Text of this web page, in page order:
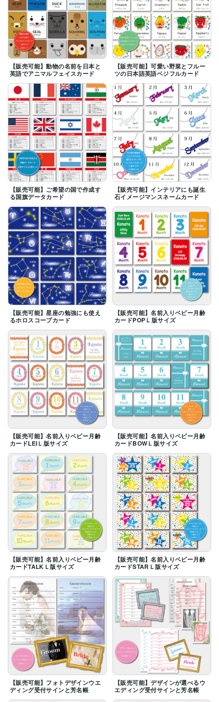
【販売可能】動物の名前を日本と
英語でアニマルフェイスカード
【販売可能】可愛い野菜とフルー
ツの日本語英語ベジフルカード
【販売可能】ご希望の国で作成す
る国旗データカード
【販売可能】インテリアにも誕生
石イメージマンスネームカード
【販売可能】星座の勉強にも使え
るホロスコープカード
【販売可能】名前入りベビー月齢
カードPOPＬ版サイズ
【販売可能】名前入りベビー月齢
カードLEIＬ版サイズ
【販売可能】名前入りベビー月齢
カードBOWＬ版サイズ
【販売可能】名前入りベビー月齢
カードTALKＬ版サイズ
【販売可能】名前入りベビー月齢
カードSTARＬ版サイズ
【販売可能】フォトデザインウエ
ディング受付サインと芳名帳
【販売可能】デザインが選べるウ
エディング受付サインと芳名帳